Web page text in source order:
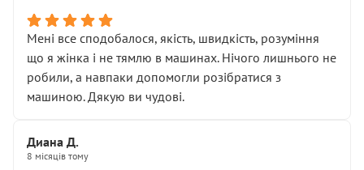
Мені все сподобалося, якість, швидкість, розуміння
що я жінка і не тямлю в машинах. Нічого лишнього не
робили, а навпаки допомогли розібратися з
машиною. Дякую ви чудові.
Диана Д.
8 місяців тому